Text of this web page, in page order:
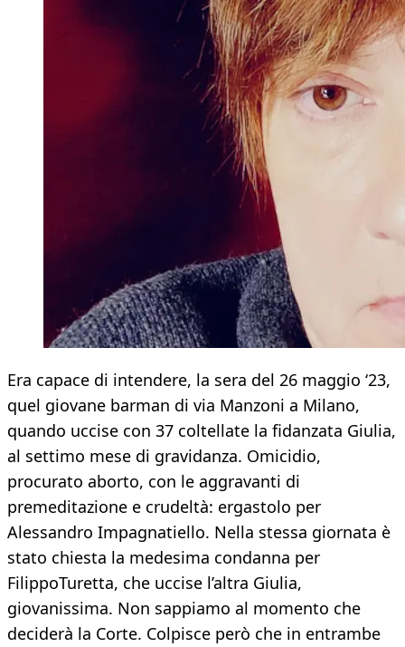
Era capace di intendere, la sera del 26 maggio ‘23,
quel giovane barman di via Manzoni a Milano,
quando uccise con 37 coltellate la fidanzata Giulia,
al settimo mese di gravidanza. Omicidio,
procurato aborto, con le aggravanti di
premeditazione e crudeltà: ergastolo per
Alessandro Impagnatiello. Nella stessa giornata è
stato chiesta la medesima condanna per
FilippoTuretta, che uccise l’altra Giulia,
giovanissima. Non sappiamo al momento che
deciderà la Corte. Colpisce però che in entrambe